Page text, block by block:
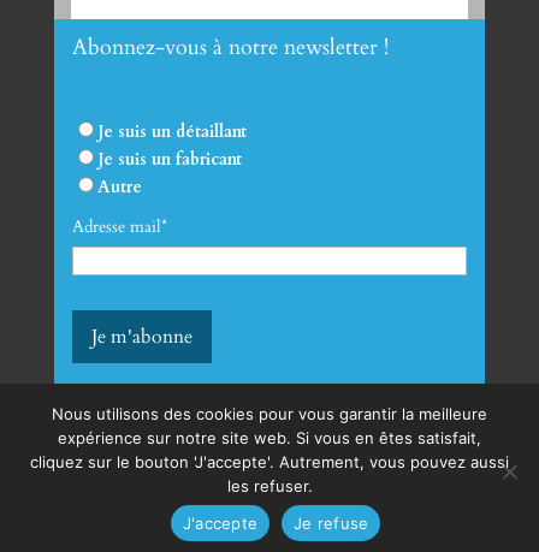
Abonnez-vous à notre newsletter !
Je suis un détaillant
Je suis un fabricant
Autre
Adresse mail*
mentions légales
Conditions générales de vente
site créé par l’Agence Melba©2023
Nous utilisons des cookies pour vous garantir la meilleure
expérience sur notre site web. Si vous en êtes satisfait,
cliquez sur le bouton 'J'accepte'. Autrement, vous pouvez aussi
les refuser.
J'accepte
Je refuse